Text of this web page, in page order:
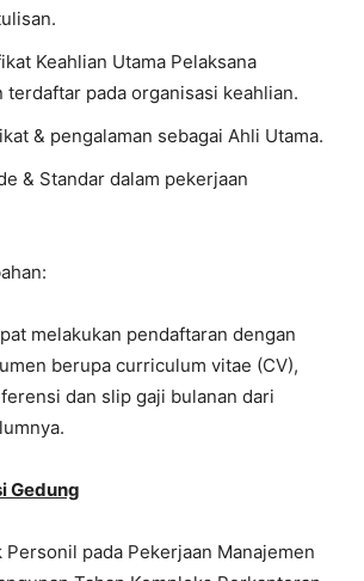
Keahlian Utama Pelaksana
terdaftar pada organisasi keahlian.
& pengalaman sebagai Ahli Utama.
& Standar dalam pekerjaan
melakukan pendaftaran dengan
berupa curriculum vitae (CV),
dan slip gaji bulanan dari
Gedung
pada Pekerjaan Manajemen